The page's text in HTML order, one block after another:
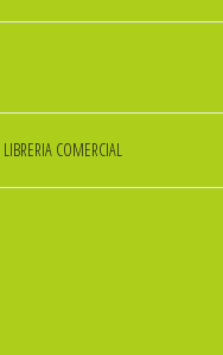
LIBRERIA COMERCIAL